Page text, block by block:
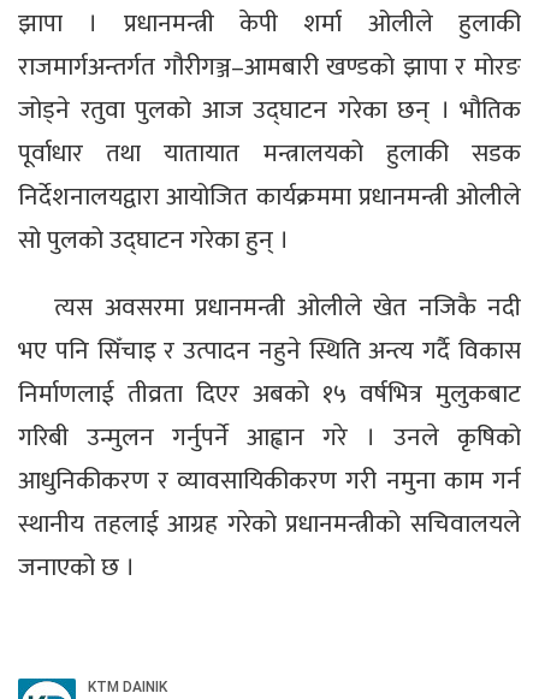
झापा । प्रधानमन्त्री केपी शर्मा ओलीले हुलाकी
राजमार्गअन्तर्गत गौरीगञ्ज–आमबारी खण्डको झापा र मोरङ
जोड्ने रतुवा पुलको आज उद्घाटन गरेका छन् । भौतिक
पूर्वाधार तथा यातायात मन्त्रालयको हुलाकी सडक
निर्देशनालयद्वारा आयोजित कार्यक्रममा प्रधानमन्त्री ओलीले
सो पुलको उद्घाटन गरेका हुन् ।
त्यस अवसरमा प्रधानमन्त्री ओलीले खेत नजिकै नदी
भए पनि सिँचाइ र उत्पादन नहुने स्थिति अन्त्य गर्दै विकास
निर्माणलाई तीव्रता दिएर अबको १५ वर्षभित्र मुलुकबाट
गरिबी उन्मुलन गर्नुपर्ने आह्वान गरे । उनले कृषिको
आधुनिकीकरण र व्यावसायिकीकरण गरी नमुना काम गर्न
स्थानीय तहलाई आग्रह गरेको प्रधानमन्त्रीको सचिवालयले
जनाएको छ ।